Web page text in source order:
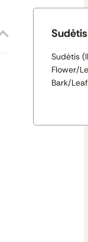
Sudėtis
Sudėtis
Flower/
Bark/